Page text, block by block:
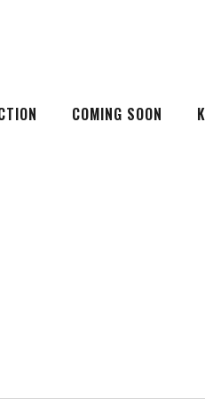
COMING SOON